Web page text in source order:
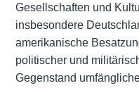
Gesellschaften und
insbesondere
amerikanische
politischer und
Gegenstand